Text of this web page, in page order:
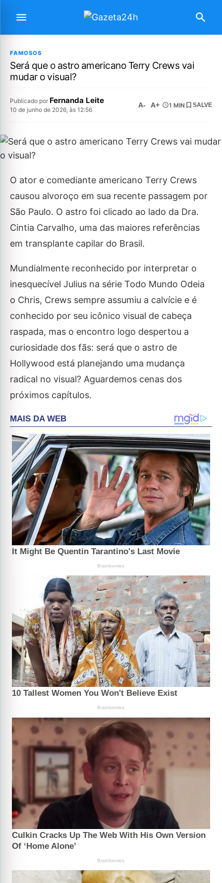
FAMOSOS
Será que o astro americano Terry Crews vai
mudar o visual?
Publicado por Fernanda Leite
10 de junho de 2026, às 12:56
A- A+ 1 MIN SALVE
O ator e comediante americano Terry Crews
causou alvoroço em sua recente passagem por
São Paulo. O astro foi clicado ao lado da Dra.
Cintia Carvalho, uma das maiores referências
em transplante capilar do Brasil.
Mundialmente reconhecido por interpretar o
inesquecível Julius na série Todo Mundo Odeia
o Chris, Crews sempre assumiu a calvície e é
conhecido por seu icônico visual de cabeça
raspada, mas o encontro logo despertou a
curiosidade dos fãs: será que o astro de
Hollywood está planejando uma mudança
radical no visual? Aguardemos cenas dos
próximos capítulos.